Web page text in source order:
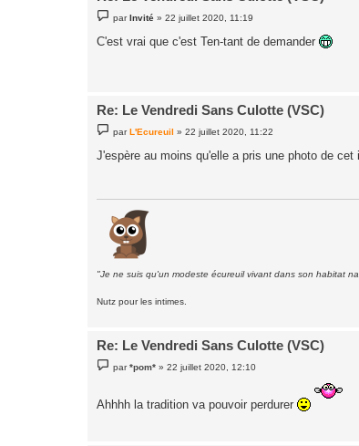
e
s
parInvité »22 juillet 2020, 11:19
C'est vrai que c'est Ten-tant de demander
Re: Le Vendredi Sans Culotte (VSC)
e
s
parL'Ecureuil »22 juillet 2020, 11:22
J'espère au moins qu'elle a pris une photo de cet
"Je ne suis qu'un modeste écureuil vivant dans son habitat
Nutz pour les intimes.
Re: Le Vendredi Sans Culotte (VSC)
e
a
par*pom* »22 juillet 2020, 12:10
Ahhhh la tradition va pouvoir perdurer